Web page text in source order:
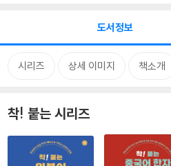
도서정보
시리즈 상세 이미지 책소개
착! 붙는 시리즈